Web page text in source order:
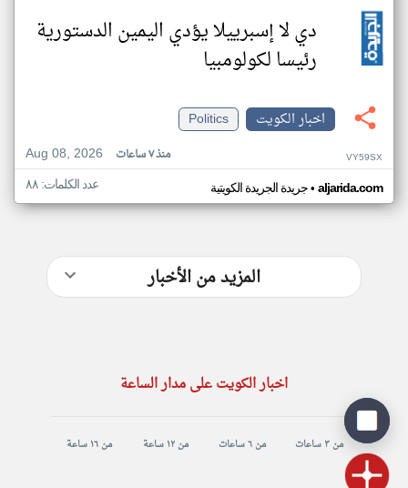
دي لا إسبرييلا يؤدي اليمين الدستورية
رئيسا لكولومبيا
اخبار الكويت
Politics
Aug 08, 2026
منذ ٧ ساعات VY59SX
جريدة الجريدة الكويتية• aljarida.com عدد الكلمات: ٨٨
المزيد من الأخبار
اخبار الكويت على مدار الساعة
من ٣ ساعات من ٦ ساعات من ١٢ ساعة من ١٦ ساعة